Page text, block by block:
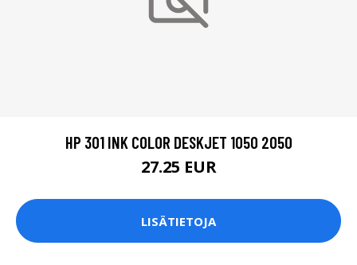
HP 301 INK COLOR DESKJET 1050 2050
27.25 EUR
LISÄTIETOJA